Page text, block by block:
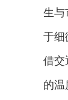
生与
于细
借交
的温